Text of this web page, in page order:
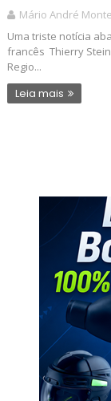
Mário André
Uma triste notícia
francês Thierry
Regio...
Leia mais